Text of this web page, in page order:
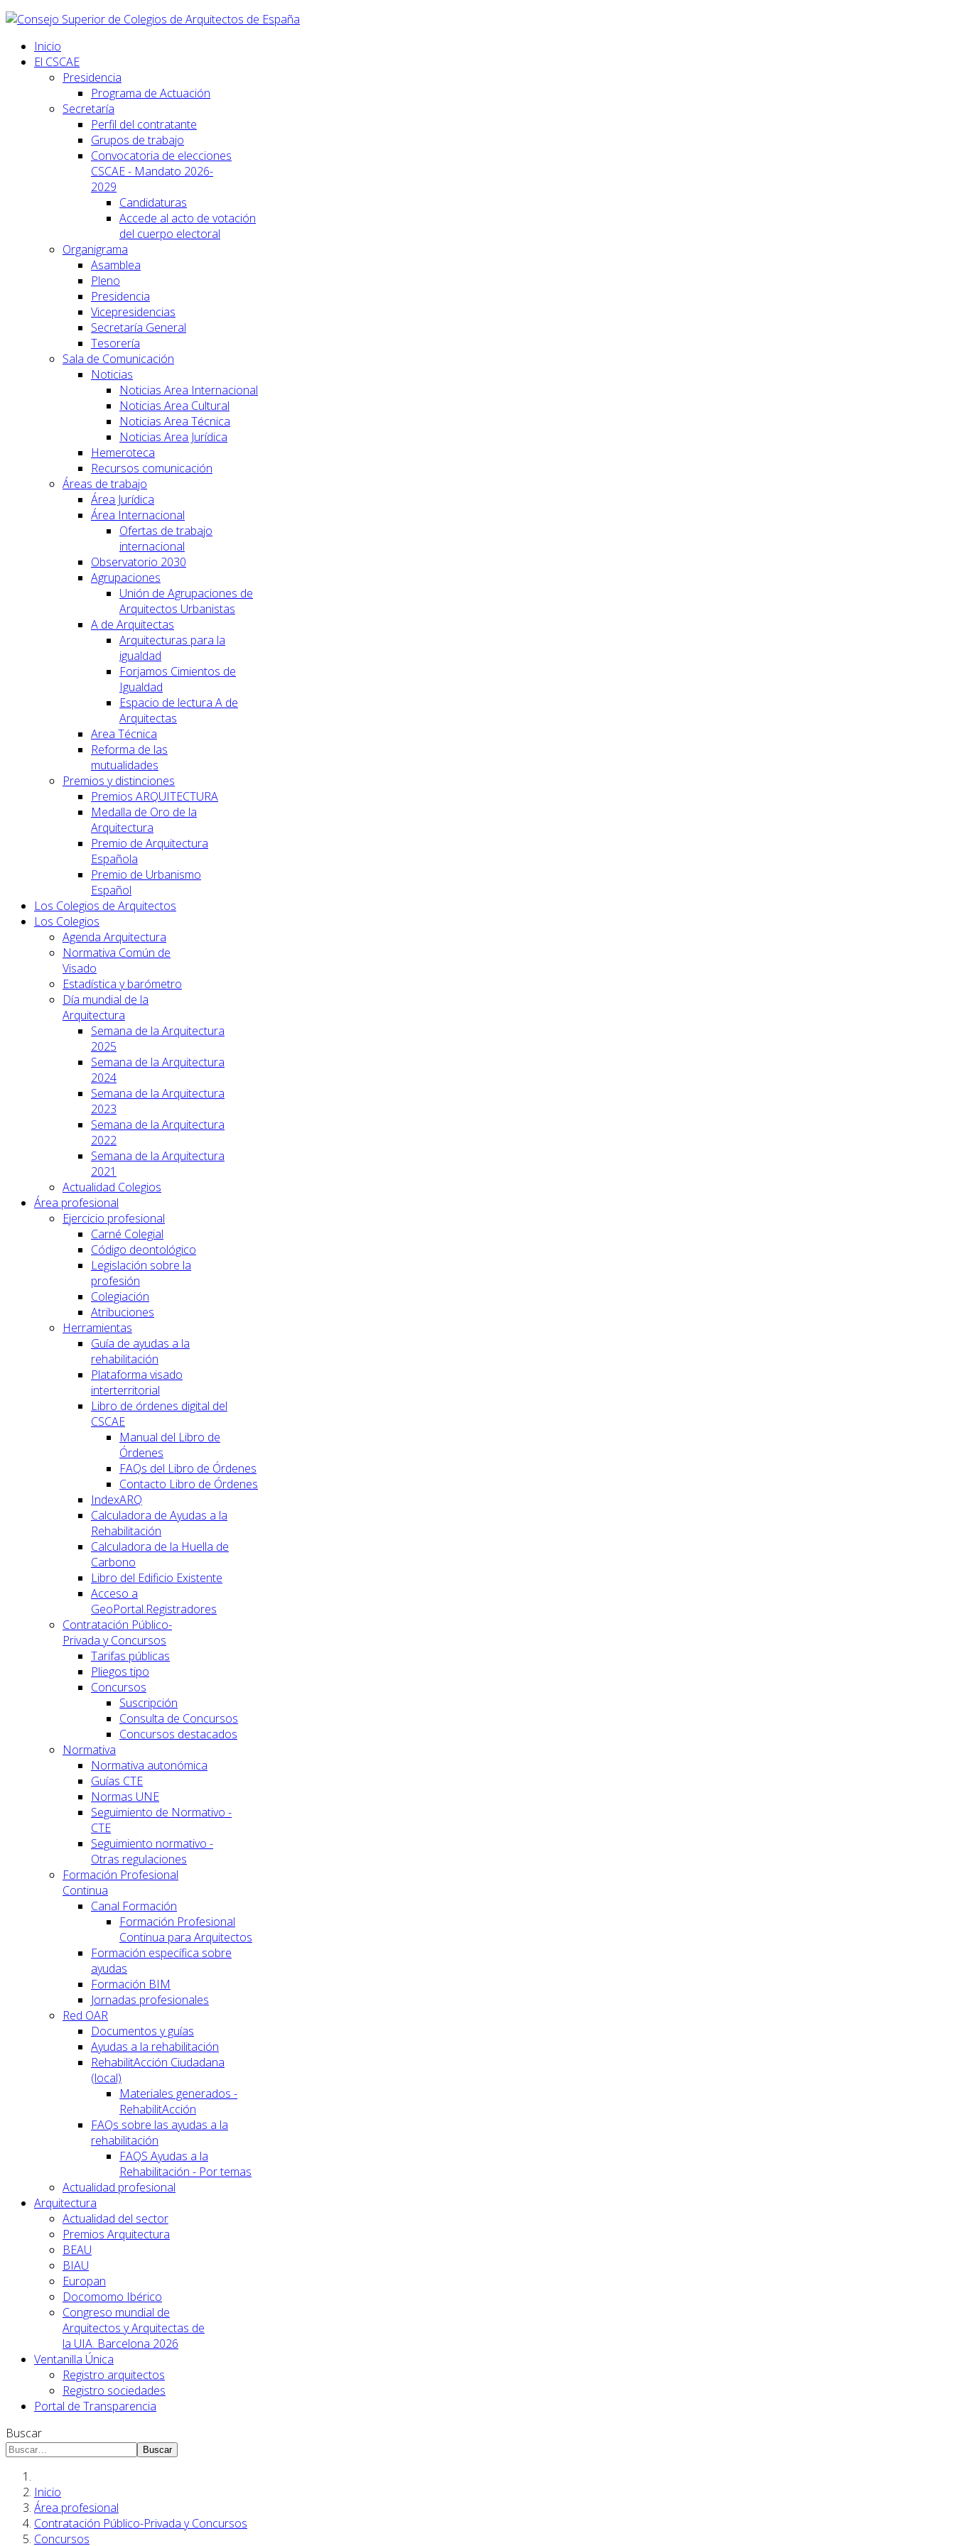
Inicio
El CSCAE
Presidencia
Programa de Actuación
Secretaría
Perfil del contratante
Grupos de trabajo
Convocatoria de elecciones
CSCAE - Mandato 2026-
2029
Candidaturas
Accede al acto de votación
del cuerpo electoral
Organigrama
Asamblea
Pleno
Presidencia
Vicepresidencias
Secretaría General
Tesorería
Sala de Comunicación
Noticias
Noticias Area Internacional
Noticias Area Cultural
Noticias Area Técnica
Noticias Area Jurídica
Hemeroteca
Recursos comunicación
Áreas de trabajo
Área Jurídica
Área Internacional
Ofertas de trabajo
internacional
Observatorio 2030
Agrupaciones
Unión de Agrupaciones de
Arquitectos Urbanistas
A de Arquitectas
Arquitecturas para la
igualdad
Forjamos Cimientos de
Igualdad
Espacio de lectura A de
Arquitectas
Area Técnica
Reforma de las
mutualidades
Premios y distinciones
Premios ARQUITECTURA
Medalla de Oro de la
Arquitectura
Premio de Arquitectura
Española
Premio de Urbanismo
Español
Los Colegios de Arquitectos
Los Colegios
Agenda Arquitectura
Normativa Común de
Visado
Estadística y barómetro
Día mundial de la
Arquitectura
Semana de la Arquitectura
2025
Semana de la Arquitectura
2024
Semana de la Arquitectura
2023
Semana de la Arquitectura
2022
Semana de la Arquitectura
2021
Actualidad Colegios
Área profesional
Ejercicio profesional
Carné Colegial
Código deontológico
Legislación sobre la
profesión
Colegiación
Atribuciones
Herramientas
Guía de ayudas a la
rehabilitación
Plataforma visado
interterritorial
Libro de órdenes digital del
CSCAE
Manual del Libro de
Órdenes
FAQs del Libro de Órdenes
Contacto Libro de Órdenes
IndexARQ
Calculadora de Ayudas a la
Rehabilitación
Calculadora de la Huella de
Carbono
Libro del Edificio Existente
Acceso a
GeoPortal.Registradores
Contratación Público-
Privada y Concursos
Tarifas públicas
Pliegos tipo
Concursos
Suscripción
Consulta de Concursos
Concursos destacados
Normativa
Normativa autonómica
Guías CTE
Normas UNE
Seguimiento de Normativo -
CTE
Seguimiento normativo -
Otras regulaciones
Formación Profesional
Continua
Canal Formación
Formación Profesional
Continua para Arquitectos
Formación específica sobre
ayudas
Formación BIM
Jornadas profesionales
Red OAR
Documentos y guías
Ayudas a la rehabilitación
RehabilitAcción Ciudadana
(local)
Materiales generados -
RehabilitAcción
FAQs sobre las ayudas a la
rehabilitación
FAQS Ayudas a la
Rehabilitación - Por temas
Actualidad profesional
Arquitectura
Actualidad del sector
Premios Arquitectura
BEAU
BIAU
Europan
Docomomo Ibérico
Congreso mundial de
Arquitectos y Arquitectas de
la UIA. Barcelona 2026
Ventanilla Única
Registro arquitectos
Registro sociedades
Portal de Transparencia
Buscar
Buscar
Inicio
Área profesional
Contratación Público-Privada y Concursos
Concursos